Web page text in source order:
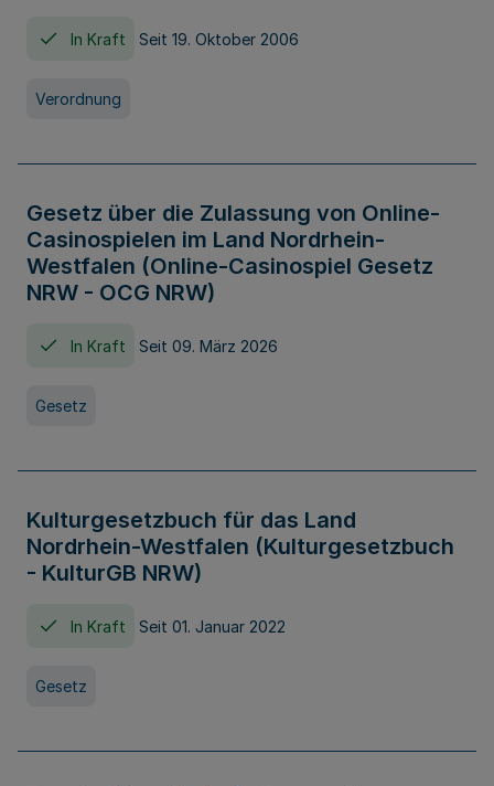
In Kraft Seit 19. Oktober 2006
Verordnung
Gesetz über die Zulassung von Online-
Casinospielen im Land Nordrhein-
Westfalen (Online-Casinospiel Gesetz
NRW - OCG NRW)
In Kraft Seit 09. März 2026
Gesetz
Kulturgesetzbuch für das Land
Nordrhein-Westfalen (Kulturgesetzbuch
- KulturGB NRW)
In Kraft Seit 01. Januar 2022
Gesetz